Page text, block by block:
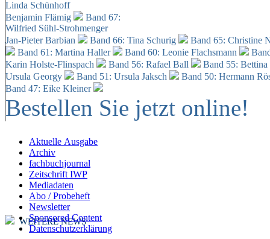
Linda Schünhoff
Benjamin Flämig
Band 67:
Wilfried Sühl-Strohmenger
Jan-Pieter Barbian
Band 66: Tina Schurig
Band 65: Christine
Band 61: Martina Haller
Band 60: Leonie Flachsmann
Karin Holste-Flinspach
Band 56: Rafael Ball
Band 55:
Ursula Georgy
Band 51: Ursula Jaksch Band 50: Hermann
Band 47: Eike Kleiner
Bestellen Sie jetzt online!
Aktuelle Ausgabe
Archiv
fachbuchjournal
Zeitschrift IWP
Mediadaten
Abo / Probeheft
Newsletter
Sponsored Content
Datenschutzerklärung
WEITERE NEWS